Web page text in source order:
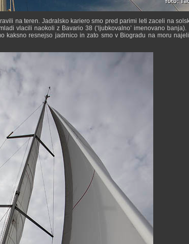
na teren. Jadralsko kariero smo pred parimi leti zaceli na
vlacili naokoli z Bavario 38 (‘ljubkovalno’ imenovano banja).
kaksno resnejso jadrnico in zato smo v Biogradu na moru